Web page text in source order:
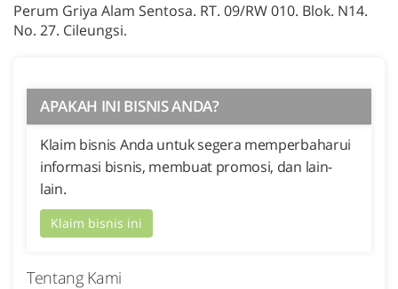
Perum Griya Alam Sentosa. RT. 09/RW 010. Blok. N14.
No. 27. Cileungsi.
APAKAH INI BISNIS ANDA?
Klaim bisnis Anda untuk segera memperbaharui
informasi bisnis, membuat promosi, dan lain-
lain.
Klaim bisnis ini
Tentang Kami